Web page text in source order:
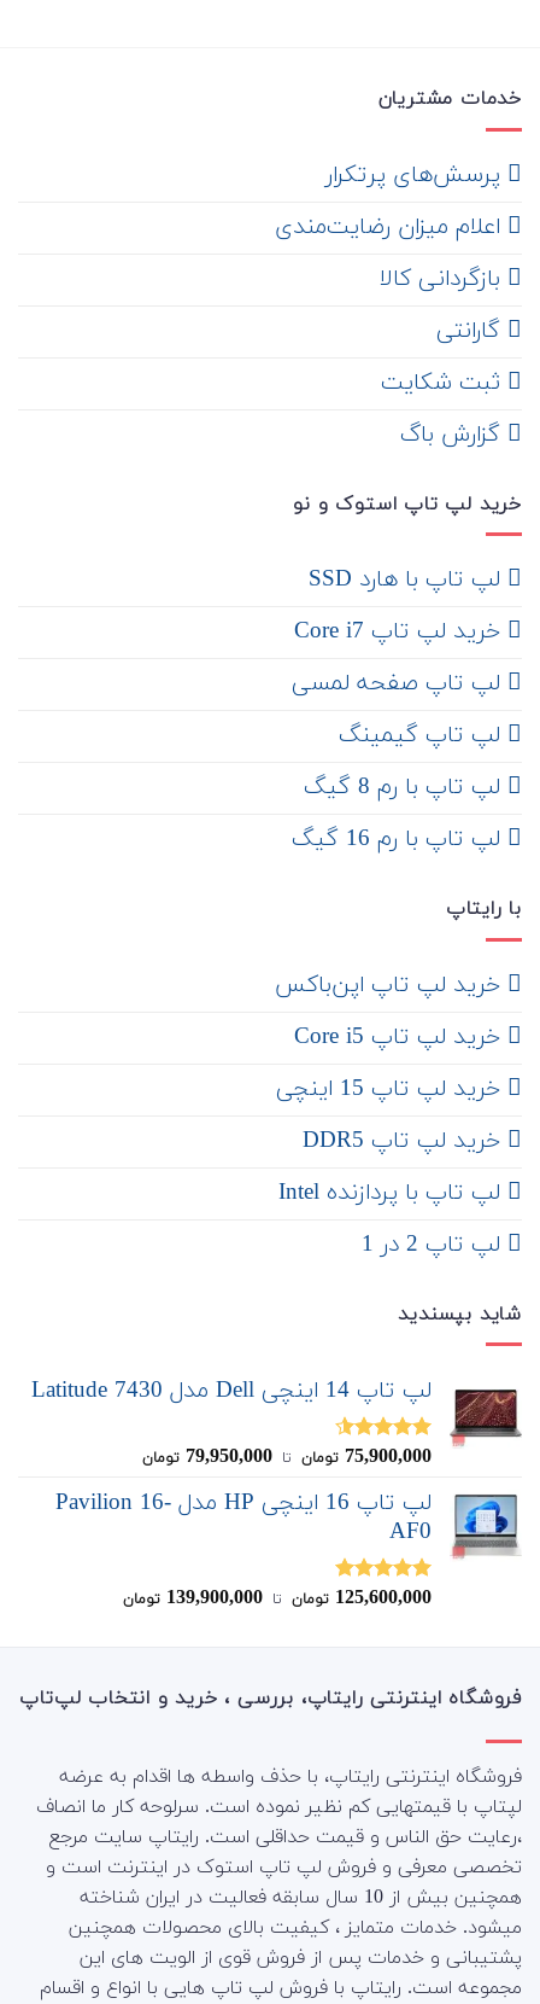
خدمات مشتریان
‌ پرسش‌های پرتکرار
اعلام میزان رضایت‌مندی
‌ بازگردانی کالا
گارانتی
ثبت شکایت
‌ گزارش باگ
خرید لپ تاپ استوک و نو
لپ تاپ با هارد SSD
خرید لپ تاپ Core i7
لپ تاپ صفحه لمسی
لپ تاپ گیمینگ
لپ تاپ با رم 8 گیگ
لپ تاپ با رم 16 گیگ
با رایتاپ
‌ خرید لپ تاپ اپن‌باکس
خرید لپ تاپ Core i5
‌‌ خرید لپ تاپ 15 اینچی
خرید لپ تاپ DDR5
لپ تاپ با پردازنده Intel
لپ تاپ 2 در 1
شاید بپسندید
لپ تاپ 14 اینچی Dell مدل Latitude 7430
نمره4.50
75,900,000 تومان ‌ تا ‌ 79,950,000 تومان
لپ تاپ 16 اینچی HP مدل Pavilion 16-
AF0
نمره5.00
125,600,000 تومان ‌ تا ‌ 139,900,000 تومان
فروشگاه اینترنتی رایتاپ، بررسی ، خرید و انتخاب لپ‌تاپ
فروشگاه اینترنتی رایتاپ، با حذف واسطه ها اقدام به عرضه
لپتاپ با قیمتهایی کم نظیر نموده است. سرلوحه کار ما انصاف
،رعایت حق الناس و قیمت حداقلی است. رایتاپ سایت مرجع
تخصصی معرفی و فروش لپ تاپ استوک در اینترنت است و
همچنین بیش از 10 سال سابقه فعالیت در ایران شناخته
میشود. خدمات متمایز ، کیفیت بالای محصولات همچنین
پشتیبانی و خدمات پس از فروش قوی از الویت های این
مجموعه است. رایتاپ با فروش لپ تاپ هایی با انواع و اقسام